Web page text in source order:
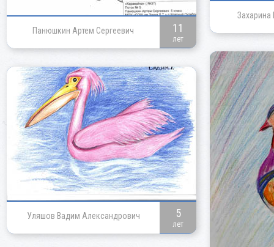
Панюшкин Артем Сергеевич 11
лет
Захарина
Уляшов Вадим Александрович 5
лет